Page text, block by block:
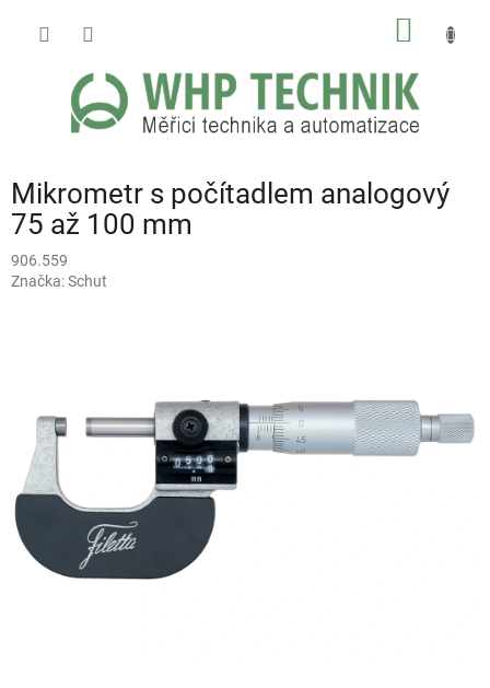
Mikrometr s počítadlem analogový
75 až 100 mm
906.559
Značka:Schut